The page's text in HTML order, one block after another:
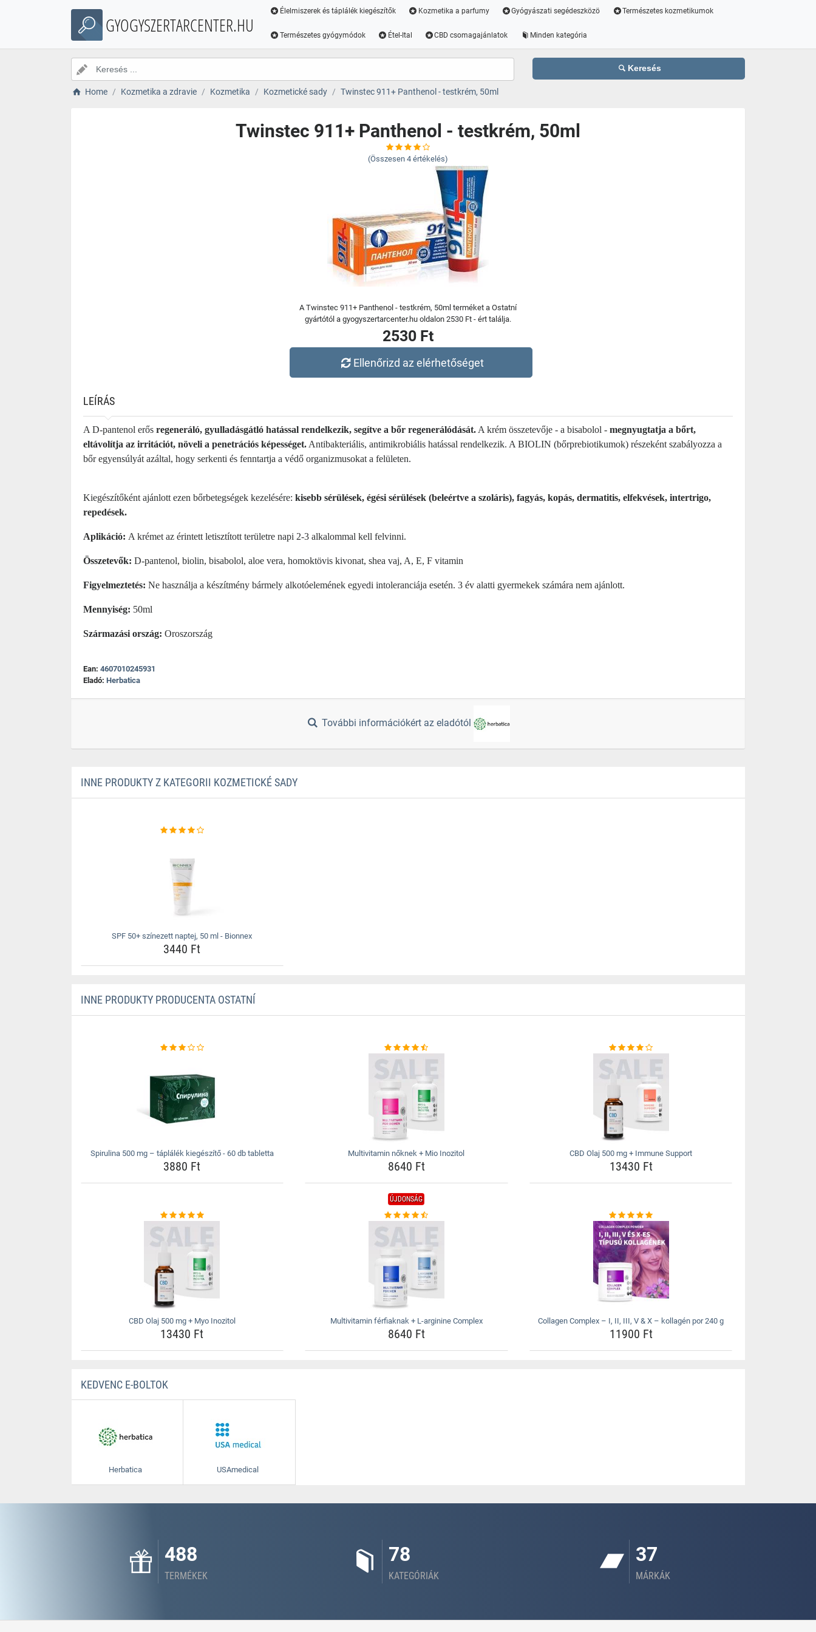
GYOGYSZERTARCENTER.HU
Élelmiszerek és táplálék kiegészítők Kozmetika a parfumy Gyógyászati segédeszközö Természetes kozmetikumok
Természetes gyógymódok Étel-Ital CBD csomagajánlatok Minden kategória
Keresés
Home Kozmetika a zdravie Kozmetika Kozmetické sady Twinstec 911+ Panthenol - testkrém, 50ml
Twinstec 911+ Panthenol - testkrém, 50ml
(Összesen 4 értékelés)
A Twinstec 911+ Panthenol - testkrém, 50ml terméket a Ostatní
gyártótól a gyogyszertarcenter.hu oldalon 2530 Ft - ért találja.
2530 Ft
Ellenőrizd az elérhetőséget
LEÍRÁS
A D-pantenol erős regeneráló, gyulladásgátló hatással rendelkezik, segítve a bőr regenerálódását. A krém összetevője - a bisabolol - megnyugtatja a bőrt,
eltávolítja az irritációt, növeli a penetrációs képességet. Antibakteriális, antimikrobiális hatással rendelkezik. A BIOLIN (bőrprebiotikumok) részeként szabályozza a
bőr egyensúlyát azáltal, hogy serkenti és fenntartja a védő organizmusokat a felületen.
Kiegészítőként ajánlott ezen bőrbetegségek kezelésére: kisebb sérülések, égési sérülések (beleértve a szoláris), fagyás, kopás, dermatitis, elfekvések, intertrigo,
repedések.
Aplikáció: A krémet az érintett letisztított területre napi 2-3 alkalommal kell felvinni.
Összetevők: D-pantenol, biolin, bisabolol, aloe vera, homoktövis kivonat, shea vaj, A, E, F vitamin
Figyelmeztetés: Ne használja a készítmény bármely alkotóelemének egyedi intoleranciája esetén. 3 év alatti gyermekek számára nem ajánlott.
Mennyiség: 50ml
Származási ország: Oroszország
Ean: 4607010245931
Eladó: Herbatica
További információkért az eladótól
INNE PRODUKTY Z KATEGORII KOZMETICKÉ SADY
SPF 50+ színezett naptej, 50 ml - Bionnex
3440 Ft
INNE PRODUKTY PRODUCENTA OSTATNÍ
Spirulina 500 mg – táplálék kiegészítő - 60 db tabletta
3880 Ft
Multivitamin nőknek + Mio Inozitol
8640 Ft
CBD Olaj 500 mg + Immune Support
13430 Ft
CBD Olaj 500 mg + Myo Inozitol
13430 Ft
ÚJDONSÁG
Multivitamin férfiaknak + L-arginine Complex
8640 Ft
Collagen Complex – I, II, III, V & X – kollagén por 240 g
11900 Ft
KEDVENC E-BOLTOK
Herbatica USAmedical
488
TERMÉKEK
78
KATEGÓRIÁK
37
MÁRKÁK